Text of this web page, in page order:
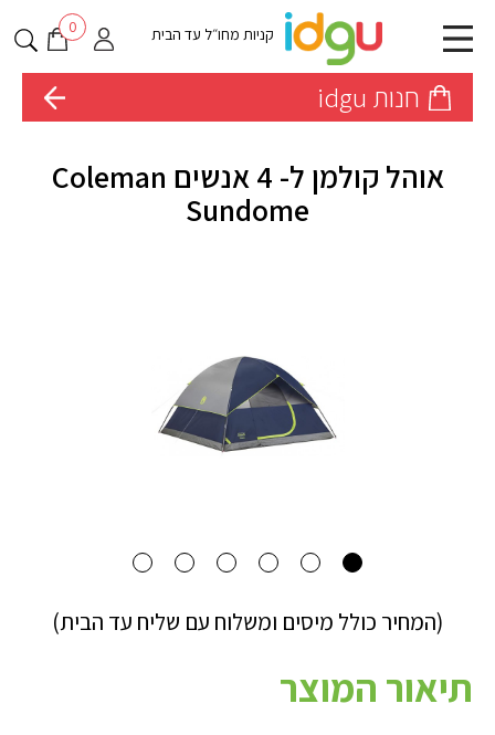
קניות מחו״ל עד הבית 0
חנות idgu
אוהל קולמן ל- 4 אנשים Coleman
Sundome
(המחיר כולל מיסים ומשלוח עם שליח עד הבית)
תיאור המוצר